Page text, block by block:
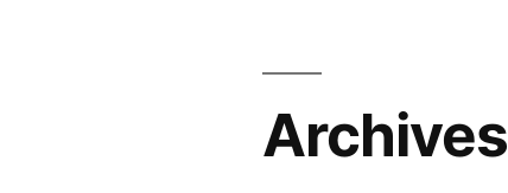
Archives